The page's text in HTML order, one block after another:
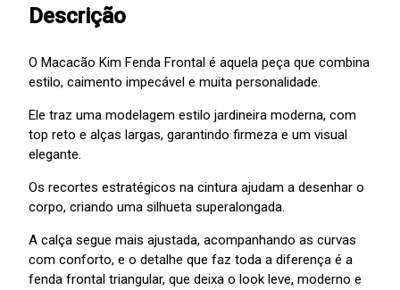
Descrição
O Macacão Kim Fenda Frontal é aquela peça que combina
estilo, caimento impecável e muita personalidade.
Ele traz uma modelagem estilo jardineira moderna, com
top reto e alças largas, garantindo firmeza e um visual
elegante.
Os recortes estratégicos na cintura ajudam a desenhar o
corpo, criando uma silhueta superalongada.
A calça segue mais ajustada, acompanhando as curvas
com conforto, e o detalhe que faz toda a diferença é a
fenda frontal triangular, que deixa o look leve, moderno e